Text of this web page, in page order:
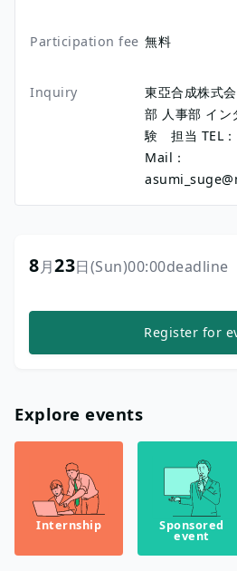
Participation fee 無料
Inquiry
東亞合成株式
部 人事部 イン
験 担当 TEL
Mail：
Explore events
Internship Sponsored
event
8月23日(Sun)00:00deadline
Register for